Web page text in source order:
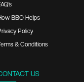
BBO Helps
Policy
& Conditions
US